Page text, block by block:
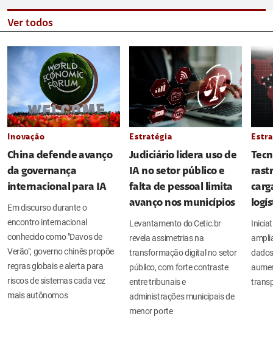
Ver todos
Inovação
China defende avanço
da governança
internacional para IA
Em discurso durante o
encontro internacional
conhecido como "Davos de
Verão", governo chinês propõe
regras globais e alerta para
riscos de sistemas cada vez
mais autônomos
Estratégia
Judiciário lidera uso de
IA no setor público e
falta de pessoal limita
avanço nos municípios
Levantamento do Cetic.br
revela assimetrias na
transformação digital no setor
público, com forte contraste
entre tribunais e
administrações municipais de
menor porte